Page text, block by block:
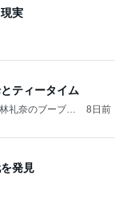
実
ティータイム
礼奈のブーブー
8日前
発見